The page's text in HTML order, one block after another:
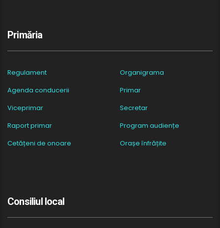
Primăria
Regulament
Organigrama
Agenda conducerii
Primar
Viceprimar
Secretar
Raport primar
Program audiențe
Cetățeni de onoare
Orașe înfrățite
Consiliul local